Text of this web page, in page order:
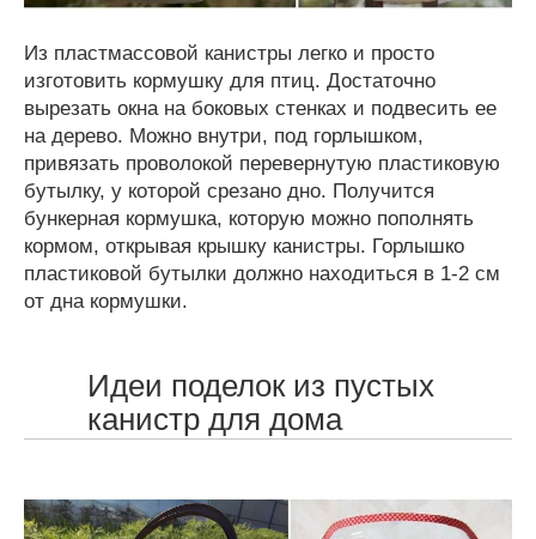
Из пластмассовой канистры легко и просто
изготовить кормушку для птиц. Достаточно
вырезать окна на боковых стенках и подвесить ее
на дерево. Можно внутри, под горлышком,
привязать проволокой перевернутую пластиковую
бутылку, у которой срезано дно. Получится
бункерная кормушка, которую можно пополнять
кормом, открывая крышку канистры. Горлышко
пластиковой бутылки должно находиться в 1-2 см
от дна кормушки.
Идеи поделок из пустых
канистр для дома